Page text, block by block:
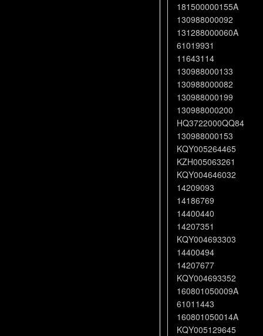
181500000155A
130988000092
131288000060A
61019931
11643114
130988000133
130988000082
130988000199
130988000200
HQ3722000QQ84
130988000153
KQY005264465
KZH005063261
KQY004646032
14209093
14186769
14400440
14207351
KQY004693303
14400494
14207677
KQY004693352
160801050009A
61011443
160801050014A
KQY005129645